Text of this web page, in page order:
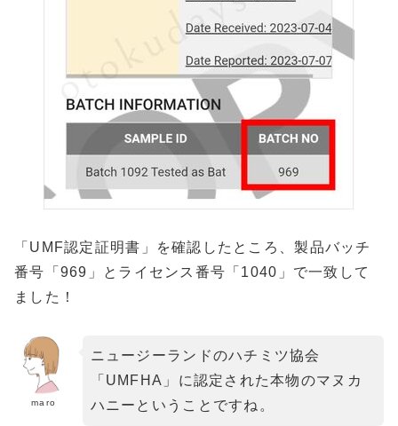
「UMF認定証明書」を確認したところ、製品バッチ
番号「969」とライセンス番号「1040」で一致して
ました！
maro
ニュージーランドのハチミツ協会
「UMFHA」に認定された本物のマヌカ
ハニーということですね。